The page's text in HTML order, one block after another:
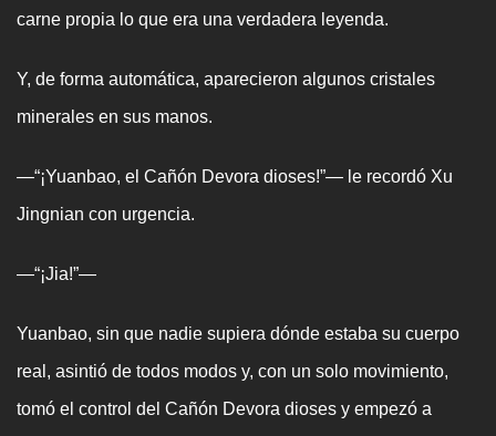
carne propia lo que era una verdadera leyenda.
Y, de forma automática, aparecieron algunos cristales
minerales en sus manos.
—“¡Yuanbao, el Cañón Devora dioses!”— le recordó Xu
Jingnian con urgencia.
—“¡Jia!”—
Yuanbao, sin que nadie supiera dónde estaba su cuerpo
real, asintió de todos modos y, con un solo movimiento,
tomó el control del Cañón Devora dioses y empezó a